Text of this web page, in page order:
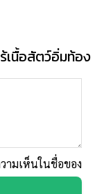
ร้เนื้อสัตว์อิ่มท้อง
ามเห็นในชื่อของ